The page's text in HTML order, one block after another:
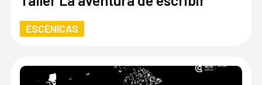
ESCÉNICAS